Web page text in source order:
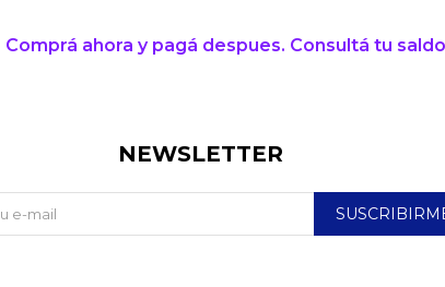
Comprá ahora y pagá despues. Consultá tu
NEWSLETTER